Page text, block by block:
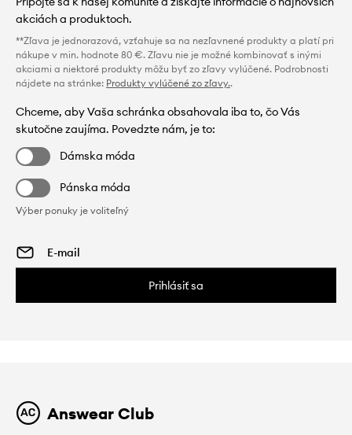
akciách a produktoch.
**Zľava je jednorazová, vzťahuje sa na nezľavnené produkty a platí pri
nákupe v min. hodnote 80 €. Zľavu nie je možné kombinovať s inými
akciami a niektoré produkty môžu byť zo zľavy vylúčené. Podrobnosti
nájdete na stránke: Produkty vylúčené zo zľavy..
Chceme, aby Vaša schránka obsahovala iba to, čo Vás
skutočne zaujíma. Povedzte nám, je to:
Dámska móda
Pánska móda
Výber ponuky je voliteľný
Prihlásiť sa
Answear Club